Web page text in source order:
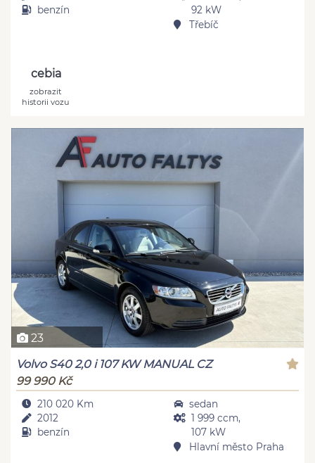
benzín
92 kW
Třebíč
cebia
zobrazit
historii vozu
23
Volvo S40 2,0 i 107 KW MANUAL CZ
99 990 Kč
210 020 Km
2012
benzín
sedan
1 999 ccm,
107 kW
Hlavní město Praha